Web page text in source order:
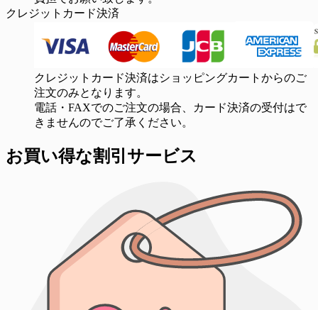
クレジットカード決済
クレジットカード決済はショッピングカートからのご
注文のみとなります。
電話・FAXでのご注文の場合、カード決済の受付はで
きませんのでご了承ください。
お買い得な割引サービス